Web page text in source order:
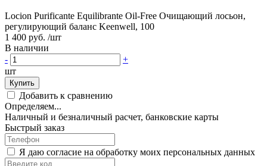
Locion Purificante Equilibrante Oil-Free Очищающий лосьон,
регулирующий баланс Keenwell, 100
1 400 руб. /шт
В наличии
-
+
шт
Купить
Добавить к сравнению
Определяем...
Наличный и безналичный расчет, банковские карты
Быстрый заказ
Я даю согласие на обработку моих персональных данных